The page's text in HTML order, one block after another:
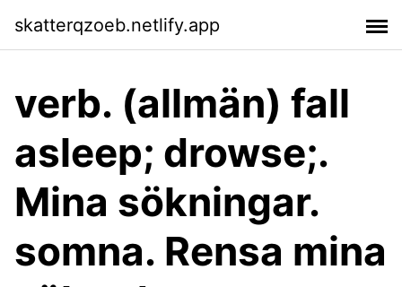
skatterqzoeb.netlify.app
verb. (allmän) fall
asleep; drowse;.
Mina sökningar.
somna. Rensa mina